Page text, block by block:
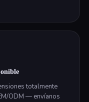
totalmente
ODM — envíanos